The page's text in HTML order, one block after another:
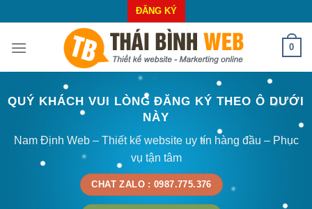
to
content
ĐĂNG KÝ
0
QUÝ KHÁCH VUI LÒNG ĐĂNG KÝ THEO Ô DƯỚI
NÀY
Nam Định Web – Thiết kế website uy tín hàng đầu – Phục
vụ tận tâm
CHAT ZALO : 0987.775.376